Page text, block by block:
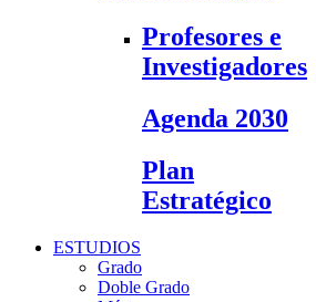
Profesores e
Investigadores
Agenda 2030
Plan
Estratégico
ESTUDIOS
Grado
Doble Grado